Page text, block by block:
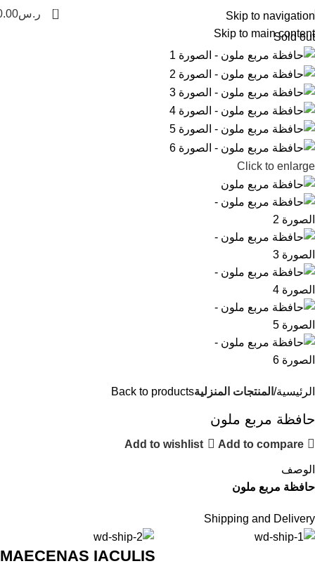
Skip to navigation
Skip to main content
0 ر.س
Sold out
Click to enlarge
الرئيسية المنتجات المنزليةBack to products
حافظة مربع ملون
Add to compare
Add to wishlist
الوصف
حافظة مربع ملون
Shipping and Delivery
MAECENAS IACULIS